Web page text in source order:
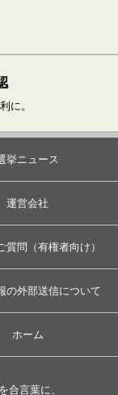
に。
挙ニュース
運営会社
質問（有権者向け）
の外部送信について
ホーム
合言葉に、